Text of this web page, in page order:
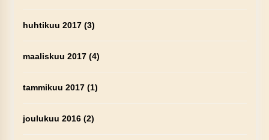
huhtikuu 2017(3)
maaliskuu 2017(4)
tammikuu 2017(1)
joulukuu 2016(2)